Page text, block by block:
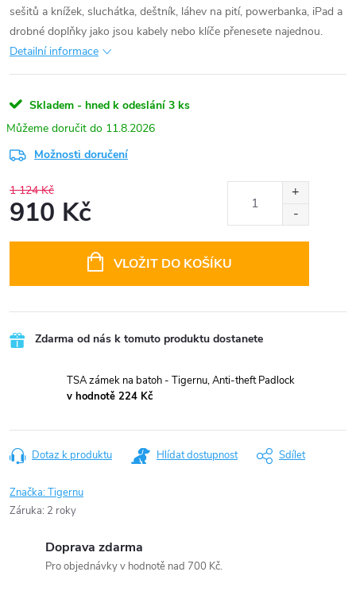
sešitů a knížek, sluchátka, deštník, láhev na pití, powerbanka, iPad a
drobné doplňky jako jsou kabely nebo klíče přenesete najednou.
Detailní informace
Skladem - hned k odeslání 3 ks
11.8.2026
Možnosti doručení
1 124 Kč
910 Kč
VLOŽIT DO KOŠÍKU
Zdarma od nás k tomuto produktu dostanete
TSA zámek na batoh - Tigernu, Anti-theft Padlock
v hodnotě 224 Kč
Dotaz k produktu Hlídat dostupnost Sdílet
Značka:Tigernu
Záruka: 2 roky
Doprava zdarma
Pro objednávky v hodnotě nad 700 Kč.